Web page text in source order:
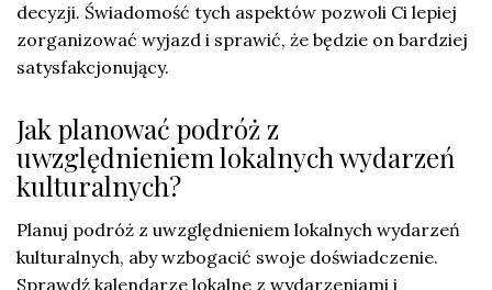
decyzji. Świadomość tych aspektów pozwoli Ci lepiej
zorganizować wyjazd i sprawić, że będzie on bardziej
satysfakcjonujący.
Jak planować podróż z
uwzględnieniem lokalnych wydarzeń
kulturalnych?
Planuj podróż z uwzględnieniem lokalnych wydarzeń
kulturalnych, aby wzbogacić swoje doświadczenie.
Sprawdź kalendarze lokalne z wydarzeniami i